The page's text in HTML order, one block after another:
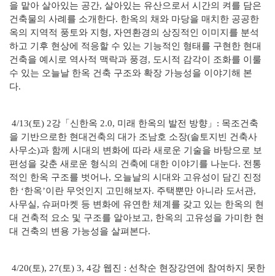
을 맡아 살아있는 공간, 살아있는 유산으로서 시간의 켜를 담은
건축물의 사례를 소개한다. 한옥의 채와 마당을 매치한 공공한
옥의 지역적 풍토와 지형, 자연환경의 상징적인 이미지를 분석
하고 기후 현상에 적응할 수 있는 기능적인 형태를 구현한 현대
건축을 예시로 역사적 맥락과 풍경, 도시적 감각이 조화를 이룰
수 있는 오늘날 한옥 건축 구조와 확장 가능성을 이야기해 본
다.
4/13(토) 2강「신한옥 2.0, 미래 한옥의 발전 방향」: 목조건축
을 기반으로한 현대건축의 대가 조남호 소장(솔토지빈 건축사
사무소)과 함께 시대의 변화에 따라 새로운 기술을 바탕으로 보
편성을 갖춘 새로운 형식의 건축에 대한 이야기를 나눈다. 전통
적인 한옥 구조를 벗어나, 오늘날의 시대와 고유성이 담긴 진정
한 ‘한옥’이란 무엇인지 고민해보자. 주택뿐만 아니라 도서관,
사무실, 슈퍼마켓 등 변화에 유연한 체계를 갖고 있는 한옥의 현
대 건축적 요소 및 구조를 알아보고, 한옥의 고유성을 가미한 현
대 건축의 변용 가능성을 살펴본다.
4/20(토), 27(토) 3, 4강 웹진 : 선착순 현장강연에 참여하지 못한